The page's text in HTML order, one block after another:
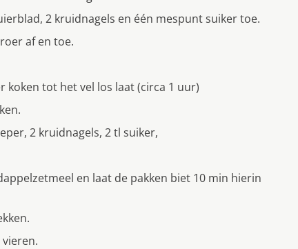
2 kruidnagels en één mespunt suiker toe.
af en toe.
koken tot het vel los laat (circa 1 uur)
2 kruidnagels, 2 tl suiker,
en laat de pakken biet 10 min hierin